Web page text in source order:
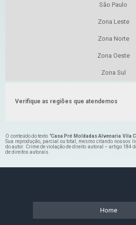
São Paulo
Zona Leste
Zona Norte
Zona Oeste
Zona Sul
Verifique as regiões que atendemos
O conteúdo do texto "Casa Pré Moldadas Alvenaria Vila
Sua reprodução, parcial ou total, mesmo citando nossos
do autor. Crime de violação de direito autoral – artigo 184
de direitos autorais.
Home